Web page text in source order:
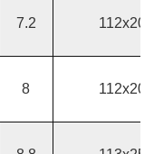
7.2
8